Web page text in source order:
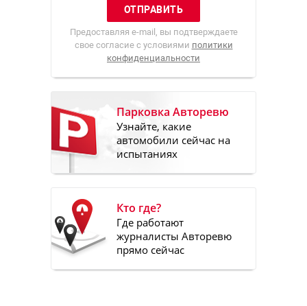
Предоставляя e-mail, вы подтверждаете
свое согласие с условиями политики
конфиденциальности
Парковка Авторевю
Узнайте, какие
автомобили сейчас на
испытаниях
Кто где?
Где работают
журналисты Авторевю
прямо сейчас